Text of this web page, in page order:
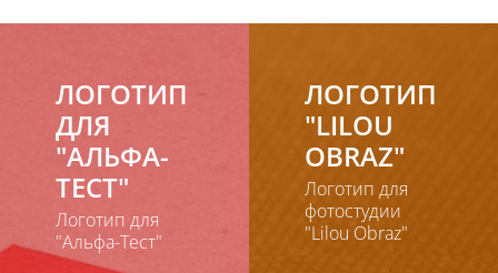
ЛОГОТИП
ДЛЯ
"АЛЬФА-
ТЕСТ"
Логотип для
"Альфа-Тест"
ЛОГОТИП
"LILOU
OBRAZ"
Логотип для
фотостудии
"Lilou Obraz"